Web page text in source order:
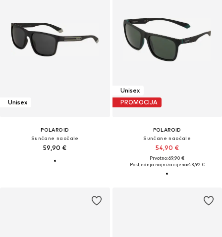
Unisex
POLAROID
Sunčane naočale
59,90 €
Unisex
PROMOCIJA
POLAROID
Sunčane naočale
54,90 €
Prvotno: 69,90 €
Posljednja najniža cijena:43,92 €